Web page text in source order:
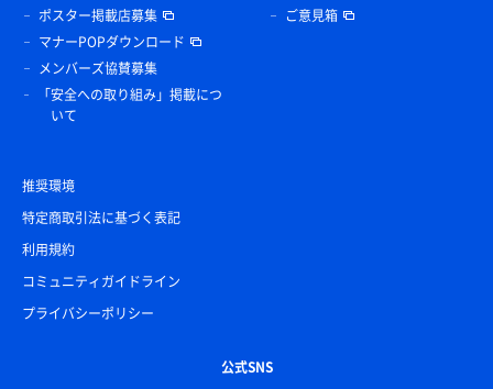
ポスター掲載店募集
マナーPOPダウンロード
メンバーズ協賛募集
「安全への取り組み」掲載につ
いて
ご意見箱
推奨環境
特定商取引法に基づく表記
利用規約
コミュニティガイドライン
プライバシーポリシー
公式SNS